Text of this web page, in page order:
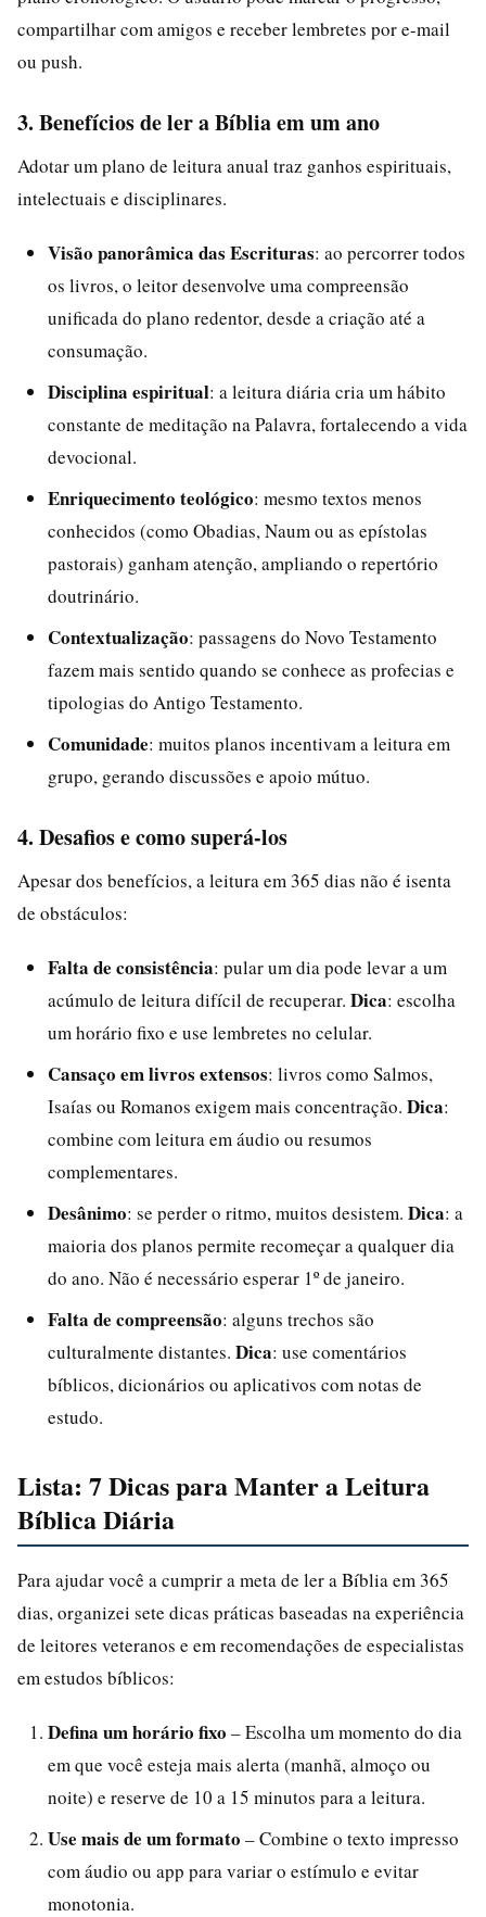
compartilhar com amigos e receber lembretes por e-mail
ou push.
3. Benefícios de ler a Bíblia em um ano
Adotar um plano de leitura anual traz ganhos espirituais,
intelectuais e disciplinares.
Visão panorâmica das Escrituras: ao percorrer todos
os livros, o leitor desenvolve uma compreensão
unificada do plano redentor, desde a criação até a
consumação.
Disciplina espiritual: a leitura diária cria um hábito
constante de meditação na Palavra, fortalecendo a vida
devocional.
Enriquecimento teológico: mesmo textos menos
conhecidos (como Obadias, Naum ou as epístolas
pastorais) ganham atenção, ampliando o repertório
doutrinário.
Contextualização: passagens do Novo Testamento
fazem mais sentido quando se conhece as profecias e
tipologias do Antigo Testamento.
Comunidade: muitos planos incentivam a leitura em
grupo, gerando discussões e apoio mútuo.
4. Desafios e como superá-los
Apesar dos benefícios, a leitura em 365 dias não é isenta
de obstáculos:
Falta de consistência: pular um dia pode levar a um
acúmulo de leitura difícil de recuperar. Dica: escolha
um horário fixo e use lembretes no celular.
Cansaço em livros extensos: livros como Salmos,
Isaías ou Romanos exigem mais concentração. Dica:
combine com leitura em áudio ou resumos
complementares.
Desânimo: se perder o ritmo, muitos desistem. Dica: a
maioria dos planos permite recomeçar a qualquer dia
do ano. Não é necessário esperar 1º de janeiro.
Falta de compreensão: alguns trechos são
culturalmente distantes. Dica: use comentários
bíblicos, dicionários ou aplicativos com notas de
estudo.
Lista: 7 Dicas para Manter a Leitura
Bíblica Diária
Para ajudar você a cumprir a meta de ler a Bíblia em 365
dias, organizei sete dicas práticas baseadas na experiência
de leitores veteranos e em recomendações de especialistas
em estudos bíblicos:
Defina um horário fixo – Escolha um momento do dia
em que você esteja mais alerta (manhã, almoço ou
noite) e reserve de 10 a 15 minutos para a leitura.
Use mais de um formato – Combine o texto impresso
com áudio ou app para variar o estímulo e evitar
monotonia.